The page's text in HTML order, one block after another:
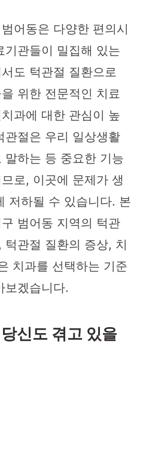
어동은 다양한 편의시
기관들이 밀집해 있는
도 턱관절 질환으로
위한 전문적인 치료
과에 대한 관심이 높
관절은 우리 일상생활
말하는 등 중요한 기능
로, 이곳에 문제가 생
저하될 수 있습니다. 본
범어동 지역의 턱관
관절 질환의 증상, 치
치과를 선택하는 기준
보겠습니다.
신도 겪고 있을